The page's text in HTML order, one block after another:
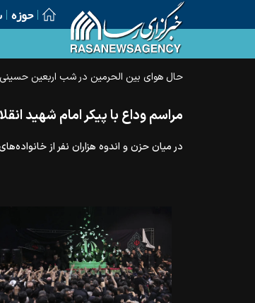
حوزه
مراسم وداع با پیکر امام شهید
در میان حزن و اندوه هزاران نفر از